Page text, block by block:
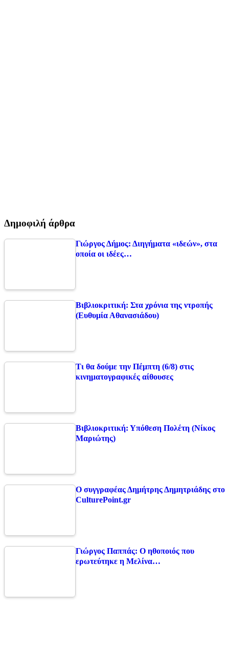
Δημοφιλή άρθρα
Γιώργος Δήμος: Διηγήματα «ιδεών», στα
οποία οι ιδέες…
Βιβλιοκριτική: Στα χρόνια της ντροπής
(Ευθυμία Αθανασιάδου)
Τι θα δούμε την Πέμπτη (6/8) στις
κινηματογραφικές αίθουσες
Βιβλιοκριτική: Υπόθεση Πολέτη (Νίκος
Μαριώτης)
Ο συγγραφέας Δημήτρης Δημητριάδης στο
CulturePoint.gr
Γιώργος Παππάς: Ο ηθοποιός που
ερωτεύτηκε η Μελίνα…